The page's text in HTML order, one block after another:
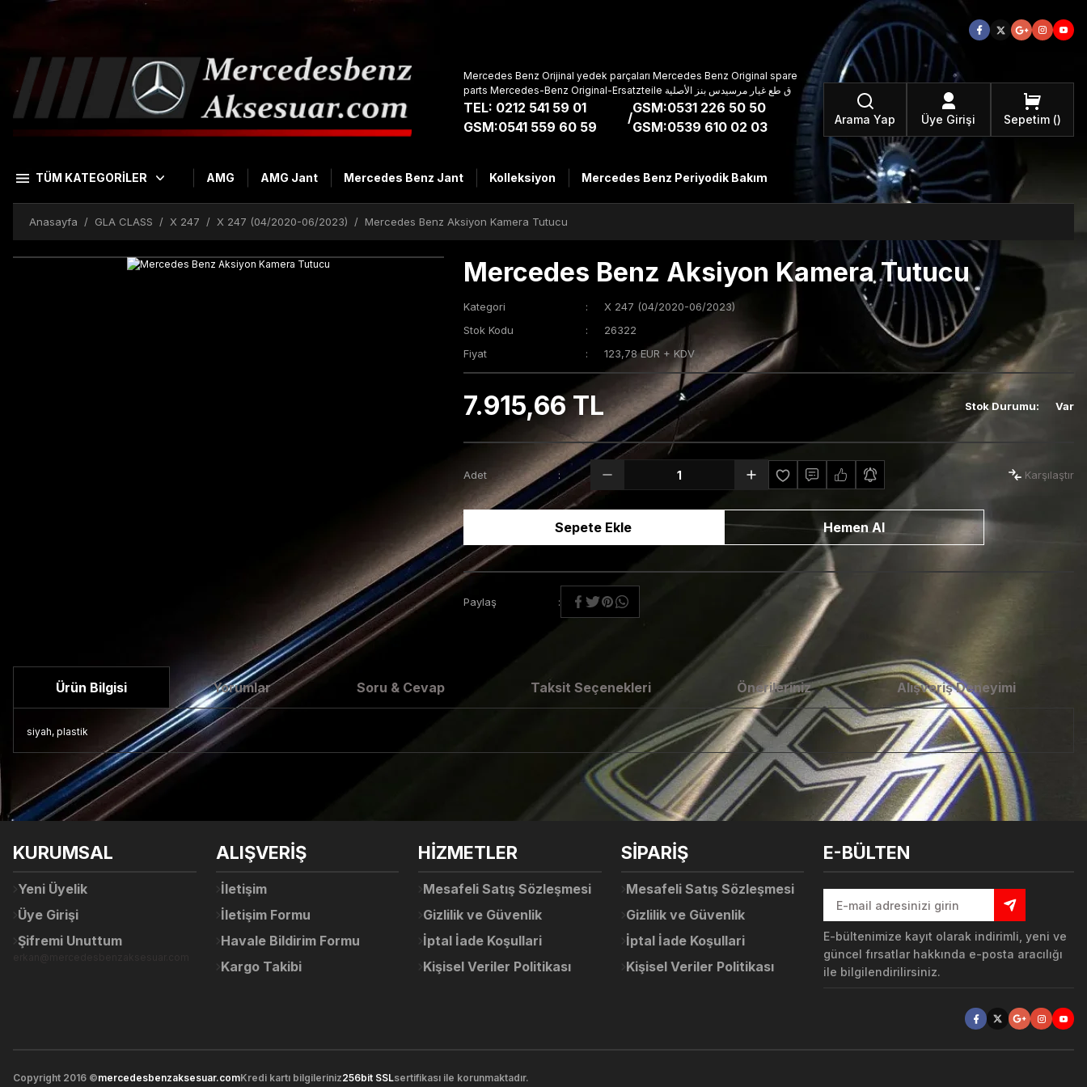
Mercedes Benz Orijinal yedek parçaları Mercedes Benz Original spare
parts Mercedes-Benz Original-Ersatzteile ق طع غيار مرسيدس بنز الأصلية
TEL: 0212 541 59 01
GSM:0541 559 60 59
/
GSM:0531 226 50 50
GSM:0539 610 02 03
Arama Yap Üye Girişi Sepetim
TÜM KATEGORİLER AMG AMG Jant Mercedes Benz Jant Kolleksiyon Mercedes Benz Periyodik Bakım
Anasayfa GLA CLASS X 247 X 247 (04/2020-06/2023) Mercedes Benz Aksiyon Kamera Tutucu
Mercedes Benz Aksiyon Kamera Tutucu
Kategori
X 247 (04/2020-06/2023)
Stok Kodu
26322
Fiyat
123,78 EUR + KDV
7.915,66 TL Stok Durumu: Var
Adet Karşılaştır
Sepete Ekle Hemen Al
Paylaş
Ürün Bilgisi Yorumlar Soru & Cevap Taksit Seçenekleri Önerileriniz Alışveriş Deneyimi
siyah, plastik
Bu ürüne ilk yorumu siz yapın!
Yorum Yaz
Ürün hakkında henüz soru sorulmamış.
Bu ürünün fiyat bilgisi, resim, ürün açıklamalarında ve diğer konularda yetersiz gördüğünüz noktaları öneri formunu kullanarak tarafımıza iletebilirsiniz.
Görüş ve önerileriniz için teşekkür ederiz.
Ürün açıklamasında eksik bilgiler bulunuyor.
Bu ürüne benzer farklı alternatifler olmalı.
Sitemize ilk yorumu siz yapın!
Deneyimini Paylaş
KURUMSAL
Yeni Üyelik
Üye Girişi
Şifremi Unuttum
ALIŞVERİŞ
İletişim
İletişim Formu
Havale Bildirim Formu
Kargo Takibi
HİZMETLER
Mesafeli Satış Sözleşmesi
Gizlilik ve Güvenlik
İptal İade Koşullari
Kişisel Veriler Politikası
SİPARİŞ
Mesafeli Satış Sözleşmesi
Gizlilik ve Güvenlik
İptal İade Koşullari
Kişisel Veriler Politikası
E-BÜLTEN
E-bültenimize kayıt olarak indirimli, yeni ve
güncel fırsatlar hakkında e-posta aracılığı
ile bilgilendirilirsiniz.
Copyright 2016 ©mercedesbenzaksesuar.comKredi kartı bilgileriniz256bit SSLsertifikası ile korunmaktadır.